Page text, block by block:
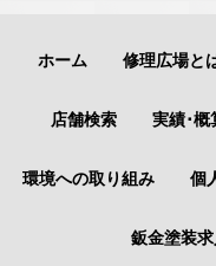
ホーム 修理広場と
店舗検索 実績･概
環境への取り組み 個
鈑金塗装